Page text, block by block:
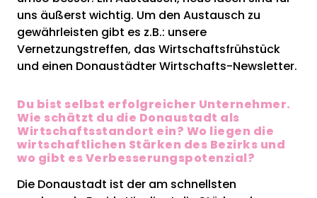
uns äußerst wichtig. Um den Austausch zu
gewährleisten gibt es z.B.: unsere
Vernetzungstreffen, das Wirtschaftsfrühstück
und einen Donaustädter Wirtschafts-Newsletter.
Du bist selbst erfolgreicher Unternehmer.
Wie schätzt du die Donaustadt als
Wirtschaftsstandort ein? Wo liegen die
wirtschaftlichen Stärken des Bezirks und
wo gibt es Verbesserungspotenzial?
Die Donaustadt ist der am schnellsten